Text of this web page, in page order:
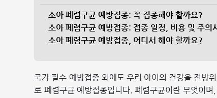
소아 폐렴구균 예방접종: 꼭 접종해야 할까요?
소아 폐렴구균 예방접종: 접종 일정, 비용 및 주의
소아 폐렴구균 예방접종, 어디서 해야 할까요?
국가 필수 예방접종 외에도 우리 아이의 건강을 전방
로 폐렴구균 예방접종입니다. 폐렴구균이란 무엇이